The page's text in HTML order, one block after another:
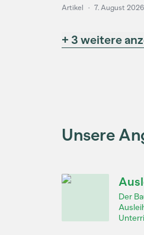
Artikel · 7. August 2026
+ 3 weitere
Unsere
Der